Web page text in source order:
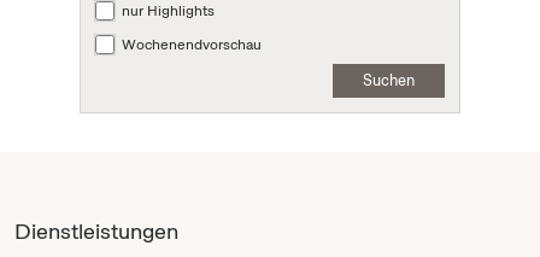
nur Highlights
Wochenendvorschau
Suchen
Dienstleistungen